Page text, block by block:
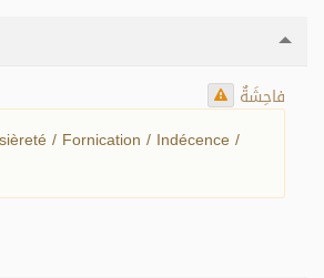
فاحِشَةٌ
/ Fornication / Indécence /